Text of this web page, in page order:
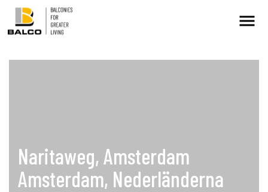
Hållbarhet
Naritaweg, Amsterdam
Amsterdam, Nederländerna